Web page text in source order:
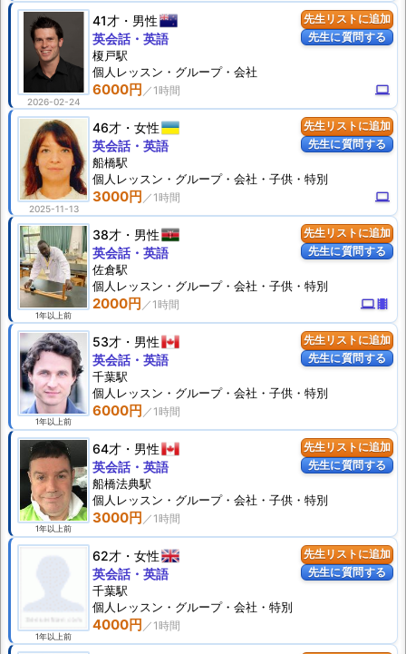
先生リストに追加
先生に質問する
2026-02-24
41才 男性
6000円 computer
英会話・英語
榎戸駅
個人 レッスン ・グループ・会社
先生リストに追加
先生に質問する
2025-11-13
46才 女性
3000円 computer
英会話・英語
船橋駅
個人 レッスン ・グループ・会社・子供・特別
先生リストに追加
先生に質問する
1年以上前
38才 男性
2000円 computertheaters
英会話・英語
佐倉駅
個人 レッスン ・グループ・会社・子供・特別
先生リストに追加
先生に質問する
1年以上前
53才 男性
6000円
英会話・英語
千葉駅
個人 レッスン ・グループ・会社・子供・特別
先生リストに追加
先生に質問する
1年以上前
64才 男性
3000円
英会話・英語
船橋法典駅
個人 レッスン ・グループ・会社・子供・特別
先生リストに追加
先生に質問する
1年以上前
62才 女性
4000円
英会話・英語
千葉駅
個人 レッスン ・グループ・会社・特別